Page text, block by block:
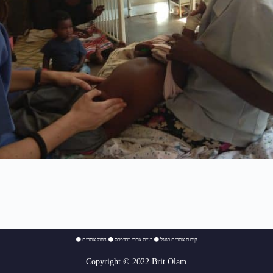
⚫ קידום אתרים בגוגל ⚫בניית אתרי וורדפרס ⚫ניהול אתרים
Copyright © 2022 Brit Olam